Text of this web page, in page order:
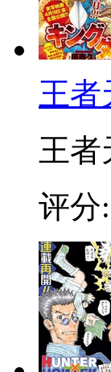
王者
王者
评分: